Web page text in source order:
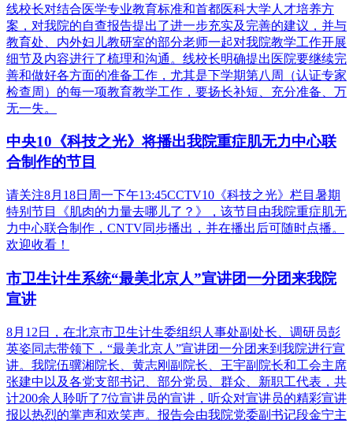
线校长对结合医学专业教育标准和首都医科大学人才培养方
案，对我院的自查报告提出了进一步充实及完善的建议，并与
教育处、内外妇儿教研室的部分老师一起对我院教学工作开展
细节及内容进行了梳理和沟通。线校长明确提出医院要继续完
善和做好各方面的准备工作，尤其是下学期第八周（认证专家
检查周）的每一项教育教学工作，要扬长补短、充分准备、万
无一失。
中央10《科技之光》将播出我院重症肌无力中心联
合制作的节目
请关注8月18日周一下午13:45CCTV10《科技之光》栏目暑期
特别节目《肌肉的力量去哪儿了？》，该节目由我院重症肌无
力中心联合制作，CNTV同步播出，并在播出后可随时点播。
欢迎收看！
市卫生计生系统“最美北京人”宣讲团一分团来我院
宣讲
8月12日，在北京市卫生计生委组织人事处副处长、调研员彭
英姿同志带领下，“最美北京人”宣讲团一分团来到我院进行宣
讲。我院伍骥湘院长、黄志刚副院长、王宇副院长和工会主席
张建中以及各党支部书记、部分党员、群众、新职工代表，共
计200余人聆听了7位宣讲员的宣讲，听众对宣讲员的精彩宣讲
报以热烈的掌声和欢笑声。报告会由我院党委副书记段金宁主